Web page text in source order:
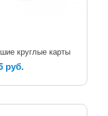
круглые карты
руб.